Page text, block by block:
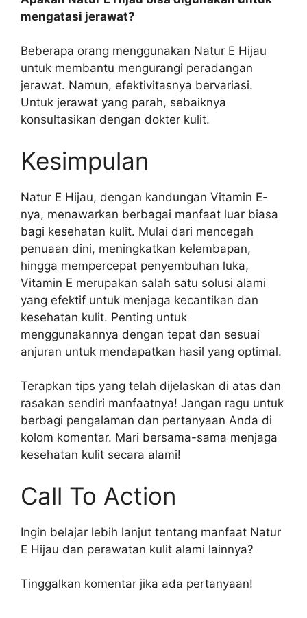
mengatasi jerawat?
Beberapa orang menggunakan Natur E Hijau
untuk membantu mengurangi peradangan
jerawat. Namun, efektivitasnya bervariasi.
Untuk jerawat yang parah, sebaiknya
konsultasikan dengan dokter kulit.
Kesimpulan
Natur E Hijau, dengan kandungan Vitamin E-
nya, menawarkan berbagai manfaat luar biasa
bagi kesehatan kulit. Mulai dari mencegah
penuaan dini, meningkatkan kelembapan,
hingga mempercepat penyembuhan luka,
Vitamin E merupakan salah satu solusi alami
yang efektif untuk menjaga kecantikan dan
kesehatan kulit. Penting untuk
menggunakannya dengan tepat dan sesuai
anjuran untuk mendapatkan hasil yang optimal.
Terapkan tips yang telah dijelaskan di atas dan
rasakan sendiri manfaatnya! Jangan ragu untuk
berbagi pengalaman dan pertanyaan Anda di
kolom komentar. Mari bersama-sama menjaga
kesehatan kulit secara alami!
Call To Action
Ingin belajar lebih lanjut tentang manfaat Natur
E Hijau dan perawatan kulit alami lainnya?
Tinggalkan komentar jika ada pertanyaan!